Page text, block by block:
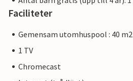
Faciliteter
Gemensam utomhuspool : 40 m2
1 TV
Chromecast